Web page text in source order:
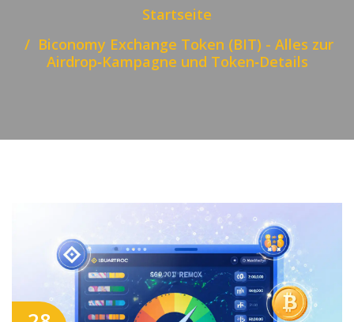
Startseite
Biconomy Exchange Token (BIT) - Alles zur
Airdrop‑Kampagne und Token‑Details